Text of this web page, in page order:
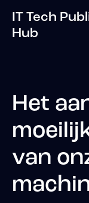
IT Tech
Hub
Het
van